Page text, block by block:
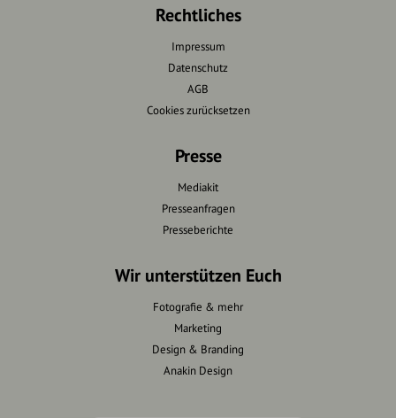
Rechtliches
Impressum
Datenschutz
AGB
Cookies zurücksetzen
Presse
Mediakit
Presseanfragen
Presseberichte
Wir unterstützen Euch
Fotografie & mehr
Marketing
Design & Branding
Anakin Design